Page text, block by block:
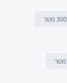
300 מטר